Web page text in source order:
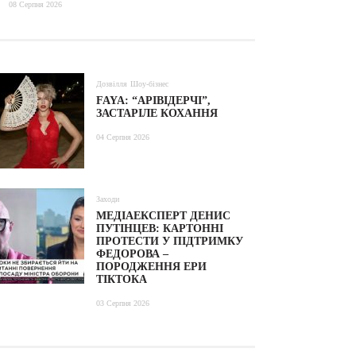
08 Серпня 2026
Дозвілля Шоу-бізнес
FAYA: “АРІВІДЕРЧІ”,
ЗАСТАРІЛЕ КОХАННЯ
04 Серпня 2026
Заходи
МЕДІАЕКСПЕРТ ДЕНИС
ПУТІНЦЕВ: КАРТОННІ
ПРОТЕСТИ У ПІДТРИМКУ
ФЕДОРОВА –
ПОРОДЖЕННЯ ЕРИ
ТІКТОКА
03 Серпня 2026